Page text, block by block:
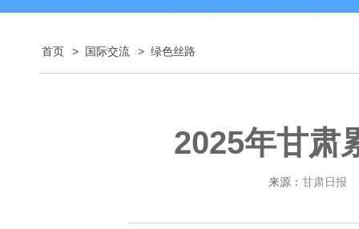
首页 > 国际交流 > 绿色丝路
2025年甘肃
来源： 甘肃日报